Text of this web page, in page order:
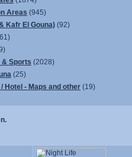
Areas (945)
Kafr El Gouna) (92)
& Sports (2028)
(25)
Hotel - Maps and other (19)